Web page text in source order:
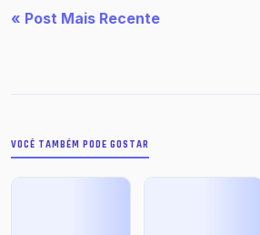
« Post Mais Recente
VOCÊ TAMBÉM PODE GOSTAR